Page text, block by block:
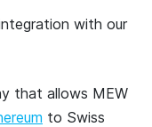
with our
that allows MEW
to Swiss